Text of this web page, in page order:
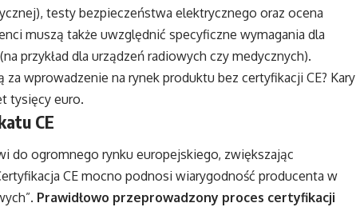
testy bezpieczeństwa elektrycznego oraz ocena
muszą także uwzględnić specyficzne wymagania dla
przykład dla urządzeń radiowych czy medycznych).
za wprowadzenie na rynek produktu bez certyfikacji CE? Kary
tysięcy euro.
CE
do ogromnego rynku europejskiego, zwiększając
CE mocno podnosi wiarygodność producenta w
Prawidłowo przeprowadzony proces certyfikacji